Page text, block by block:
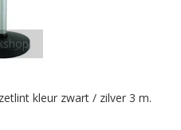
kleur zwart / zilver 3 m.